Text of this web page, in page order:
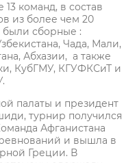
команд, в состав
из более чем 20
были сборные :
Чада, Мали,
Абхазии, а также
КубГМУ, КГУФКСиТ и
палаты и президент
турнир получился
Афганистана
и вышла в
Греции. В